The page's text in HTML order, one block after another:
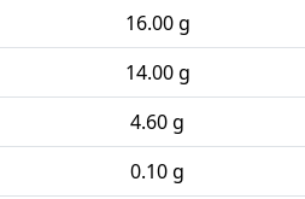
16.00 g
14.00 g
4.60 g
0.10 g